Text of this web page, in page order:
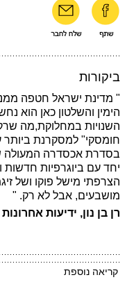
ביקורות
" מדינת ישראל חטפה
הימין והשלטון כאן הוא
השנויות במחלוקת,מה
חומסקי" למסקרנת
בסדרת אכסדרה המעולה
יחד עם ביוגרפיות
הצרפתי מישל פוקו ושל
מושבעים, אבל לא רק. "
רן בן נון, ידיעות אחרונות
קריאה נוספת